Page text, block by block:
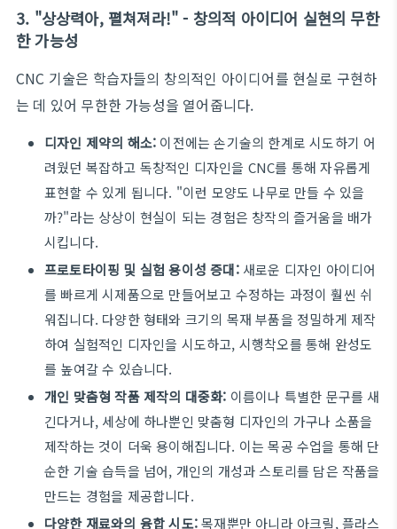
3. "상상력아, 펼쳐져라!" - 창의적 아이디어 실현의 무한
한 가능성
CNC 기술은 학습자들의 창의적인 아이디어를 현실로 구현하
는 데 있어 무한한 가능성을 열어줍니다.
디자인 제약의 해소: 이전에는 손기술의 한계로 시도하기 어
려웠던 복잡하고 독창적인 디자인을 CNC를 통해 자유롭게
표현할 수 있게 됩니다. "이런 모양도 나무로 만들 수 있을
까?"라는 상상이 현실이 되는 경험은 창작의 즐거움을 배가
시킵니다.
프로토타이핑 및 실험 용이성 증대:새로운 디자인 아이디어
를 빠르게 시제품으로 만들어보고 수정하는 과정이 훨씬 쉬
워집니다. 다양한 형태와 크기의 목재 부품을 정밀하게 제작
하여 실험적인 디자인을 시도하고, 시행착오를 통해 완성도
를 높여갈 수 있습니다.
개인 맞춤형 작품 제작의 대중화: 이름이나 특별한 문구를 새
긴다거나, 세상에 하나뿐인 맞춤형 디자인의 가구나 소품을
제작하는 것이 더욱 용이해집니다. 이는 목공 수업을 통해 단
순한 기술 습득을 넘어, 개인의 개성과 스토리를 담은 작품을
만드는 경험을 제공합니다.
다양한 재료와의 융합 시도:목재뿐만 아니라 아크릴, 플라스